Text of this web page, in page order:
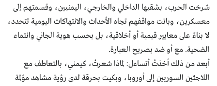
شرخت الحرب، بشقيها الداخلي والخارجي، اليمنيين، وقسمتهم إلى
معسكرين، وباتت مواقفهم تجاه الأحداث والانتهاكات اليومية تتحدد،
لا بناءً على معايير قيمية أو أخلاقية، بل بحسب هوية الجاني وانتماء
الضحية. مع أو ضد بصريح العبارة.
أبعد من ذلك أخذتُ أتساءل: لماذا شعرتُ، كيمني، بالتعاطف مع
اللاجئين السوريين إلى أوروبا، وبكيت بحرقة لدى رؤية مشاهد مؤلمة